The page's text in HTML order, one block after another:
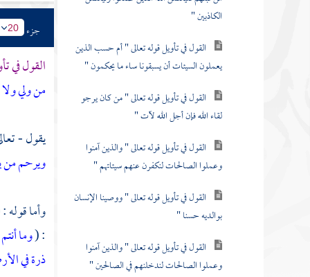
الكاذبين "
القول في تأويل قوله تعالى " أم حسب الذين
يعملون السيئات أن يسبقونا ساء ما يحكمون "
القول في تأويل قوله تعالى " من كان يرجو
لقاء الله فإن أجل الله لآت "
القول في تأويل قوله تعالى " والذين آمنوا
وعملوا الصالحات لنكفرن عنهم سيئاتهم "
القول في تأويل قوله تعالى " ووصينا الإنسان
بوالديه حسنا "
القول في تأويل قوله تعالى " والذين آمنوا
وعملوا الصالحات لندخلنهم في الصالحين "
جزء 20
القول في
من ولي
يقول -
ويرحم من
وأما قوله
: (وما
ذرة في